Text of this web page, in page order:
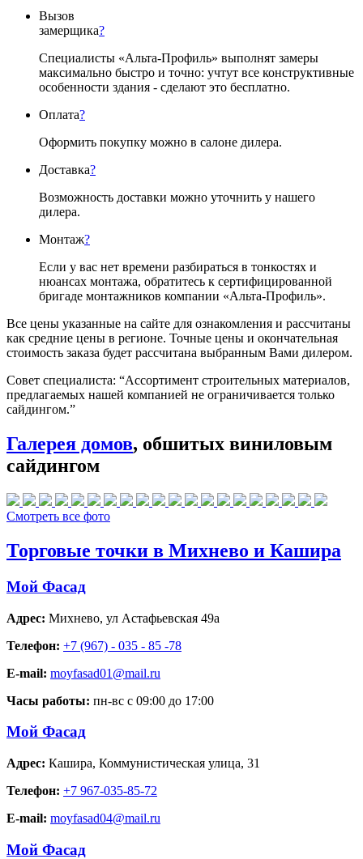
Вызов
замерщика?
Специалисты «Альта-Профиль» выполнят замеры
максимально быстро и точно: учтут все конструктивные
особенности здания - сделают это бесплатно.
Оплата?
Оформить покупку можно в салоне дилера.
Доставка?
Возможность доставки можно уточнить у нашего
дилера.
Монтаж?
Если у вас нет времени разбираться в тонкостях и
нюансах монтажа, обратитесь к сертифицированной
бригаде монтажников компании «Альта-Профиль».
Все цены указанные на сайте для ознакомления и рассчитаны
как средние цены в регионе. Точные цены и окончательная
стоимость заказа будет рассчитана выбранным Вами дилером.
Совет специалиста: “Ассортимент строительных материалов,
предлагаемых нашей компанией не ограничивается только
сайдингом.”
Галерея домов, обшитых виниловым
сайдингом
Смотреть все фото
Торговые точки в Михнево и Кашира
Мой Фасад
Адрес: Михнево, ул Астафьевская 49а
Телефон: +7 (967) - 035 - 85 -78
E-mail: moyfasad01@mail.ru
Часы работы: пн-вс с 09:00 до 17:00
Мой Фасад
Адрес: Кашира, Коммунистическая улица, 31
Телефон: +7 967-035-85-72
E-mail: moyfasad04@mail.ru
Мой Фасад